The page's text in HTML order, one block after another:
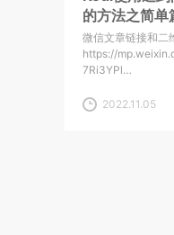
的方法之简单
微信文章链接和二
https://
7Ri3YPl…
2022.11.05